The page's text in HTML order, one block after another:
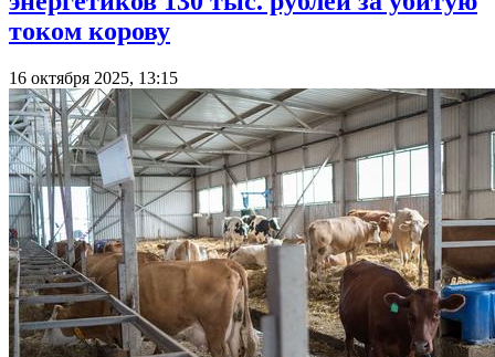
током корову
16 октября 2025, 13:15